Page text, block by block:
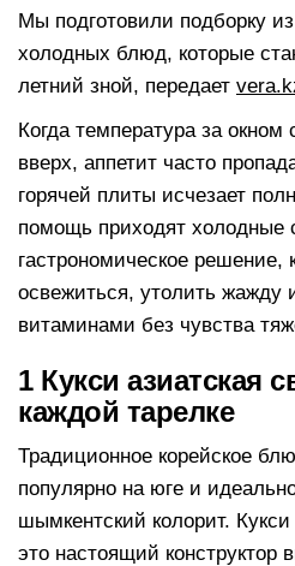
Мы подготовили подборку
холодных блюд, которые
летний зной, передает
Когда температура за окном
вверх, аппетит часто
горячей плиты исчезает
помощь приходят
гастрономическое решение,
освежиться, утолить жажду
витаминами без чувства
1 Кукси азиатская
каждой тарелке
Традиционное корейское
популярно на юге и
шымкентский колорит.
это настоящий конструктор